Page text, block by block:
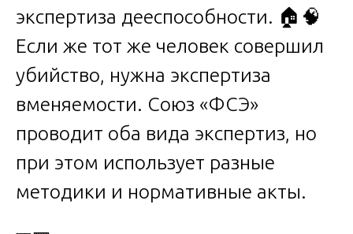
экспертиза дееспособности. 🏠🧠
Если же тот же человек совершил
убийство, нужна экспертиза
вменяемости. Союз «ФСЭ»
проводит оба вида экспертиз, но
при этом использует разные
методики и нормативные акты.